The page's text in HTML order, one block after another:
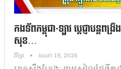
កងទ័ពកម្ពុជា-ឡាវ ប្តេជ្ញាបន្តពង្
សុខ…
វិចិត្រ ឧសភា 19, 2026